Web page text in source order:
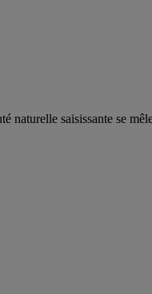
naturelle saisissante se